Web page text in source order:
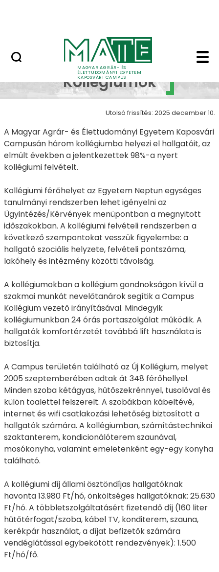
MAGYAR AGRÁR- ÉS
ÉLETTUDOMÁNYI EGYETEM
KAPOSVÁRI CAMPUS
Kollégiumok -
Campus
Kollégiumok
Utolsó frissítés: 2025 december 10.
A Magyar Agrár- és Élettudományi Egyetem Kaposvári
Campusán három kollégiumba helyezi el hallgatóit, az
elmúlt években a jelentkezettek 98%-a nyert
kollégiumi felvételt.
Kollégiumi férőhelyet az Egyetem Neptun egységes
tanulmányi rendszerben lehet igényelni az
Ügyintézés/Kérvények menüpontban a megnyitott
időszakokban. A kollégiumi felvételi rendszerben a
következő szempontokat vesszük figyelembe: a
hallgató szociális helyzete, felvételi pontszáma,
lakóhely és intézmény közötti távolság.
A kollégiumokban a kollégium gondnokságon kívül a
szakmai munkát nevelőtanárok segítik a Campus
Kollégium vezető irányításával. Mindegyik
kollégiumunkban 24 órás portaszolgálat működik. A
hallgatók komfortérzetét továbbá lift használata is
biztosítja.
A Campus területén található az Új Kollégium, melyet
2005 szeptemberében adtak át 348 férőhellyel.
Minden szoba kétágyas, hűtőszekrénnyel, tusolóval és
külön toalettel felszerelt. A szobákban kábeltévé,
internet és wifi csatlakozási lehetőség biztosított a
hallgatók számára. A kollégiumban, számítástechnikai
szaktanterem, kondicionálóterem szaunával,
mosókonyha, valamint emeletenként egy-egy konyha
található.
A kollégiumi díj állami ösztöndíjas hallgatóknak
havonta 13.980 Ft/hó, önköltséges hallgatóknak: 25.630
Ft/hó. A többletszolgáltatásért fizetendő díj (160 liter
hűtőtérfogat/szoba, kábel TV, konditerem, szauna,
kerékpár használat, a díjat befizetők számára
vendéglátással egybekötött rendezvények): 1.500
Ft/hó/fő.